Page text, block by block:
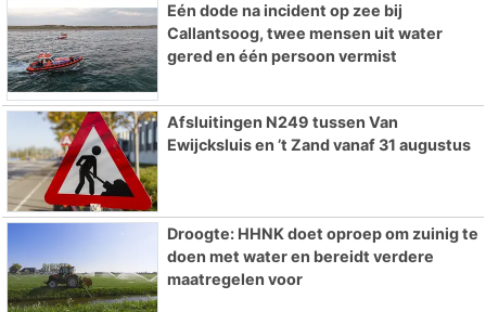
Eén dode na incident op zee bij
Callantsoog, twee mensen uit water
gered en één persoon vermist
Afsluitingen N249 tussen Van
Ewijcksluis en ’t Zand vanaf 31 augustus
Droogte: HHNK doet oproep om zuinig te
doen met water en bereidt verdere
maatregelen voor